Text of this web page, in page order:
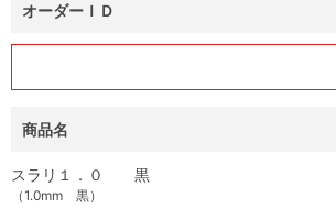
オーダーＩＤ
商品名
スラリ１．０ 黒
（1.0mm 黒）